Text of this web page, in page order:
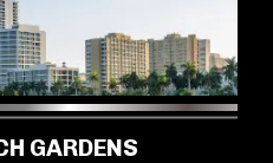
GARDENS